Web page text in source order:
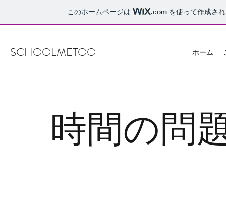
このホームページは .com を使って作成さ
SCHOOLMETOO ホーム
時間の問